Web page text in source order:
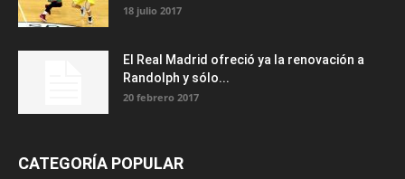
18 julio 2017
El Real Madrid ofreció ya la renovación a
Randolph y sólo...
20 febrero 2017
CATEGORÍA POPULAR